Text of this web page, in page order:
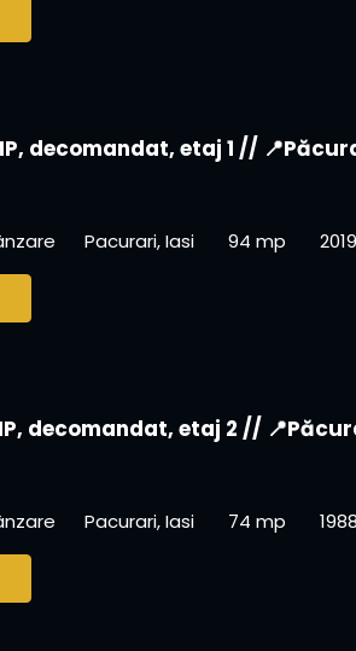
decomandat, etaj 1 //
Pacurari, Iasi 94 mp 2019
decomandat, etaj 2 //
Pacurari, Iasi 74 mp